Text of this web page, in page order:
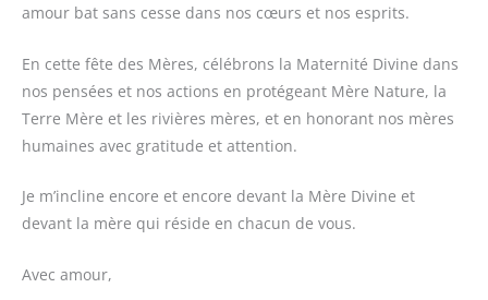
amour bat sans cesse dans nos cœurs et nos esprits.
En cette fête des Mères, célébrons la Maternité Divine dans
nos pensées et nos actions en protégeant Mère Nature, la
Terre Mère et les rivières mères, et en honorant nos mères
humaines avec gratitude et attention.
Je m’incline encore et encore devant la Mère Divine et
devant la mère qui réside en chacun de vous.
Avec amour,